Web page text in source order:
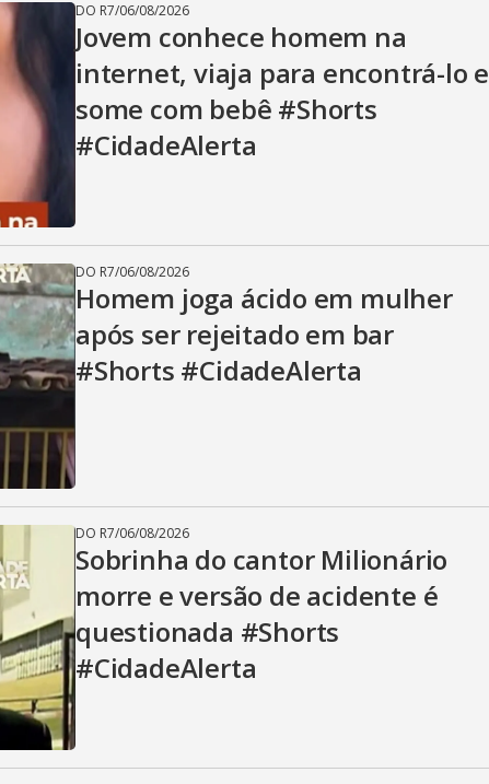
DO R7/06/08/2026
Jovem conhece homem na
internet, viaja para encontrá-lo e
some com bebê #Shorts
#CidadeAlerta
DO R7/06/08/2026
Homem joga ácido em mulher
após ser rejeitado em bar
#Shorts #CidadeAlerta
DO R7/06/08/2026
Sobrinha do cantor Milionário
morre e versão de acidente é
questionada #Shorts
#CidadeAlerta